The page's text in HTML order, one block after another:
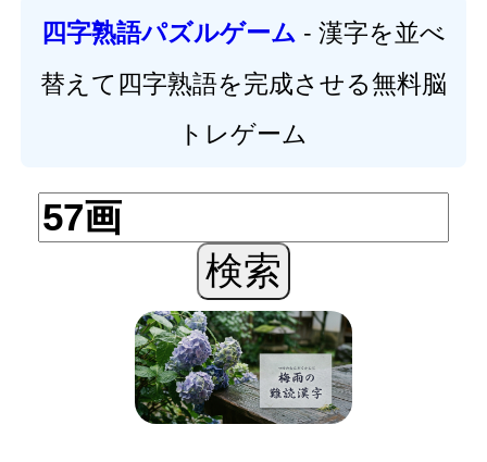
四字熟語パズルゲーム - 漢字を並べ
替えて四字熟語を完成させる無料脳
トレゲーム